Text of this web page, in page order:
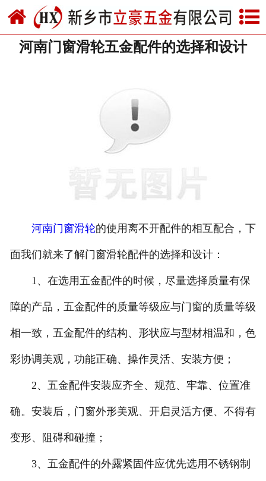
网站首页
关于我们
联系我们
河南门窗滑轮五金配件的选择和设计
河南门窗滑轮的使用离不开配件的相互配合，下
面我们就来了解门窗滑轮配件的选择和设计：
1、在选用五金配件的时候，尽量选择质量有保
障的产品，五金配件的质量等级应与门窗的质量等级
相一致，五金配件的结构、形状应与型材相温和，色
彩协调美观，功能正确、操作灵活、安装方便；
2、五金配件安装应齐全、规范、牢靠、位置准
确。安装后，门窗外形美观、开启灵活方便、不得有
变形、阻碍和碰撞；
3、五金配件的外露紧固件应优先选用不锈钢制